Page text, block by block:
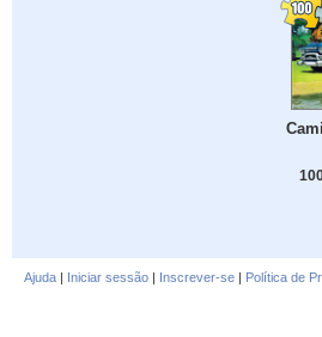
Ajuda | Iniciar sessão | Inscrever-se | Política de